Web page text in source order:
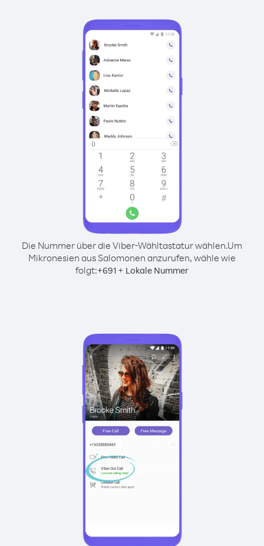
Die Nummer über die Viber-Wähltastatur wählen.Um
Mikronesien aus Salomonen anzurufen, wähle wie
folgt:+691 + Lokale Nummer